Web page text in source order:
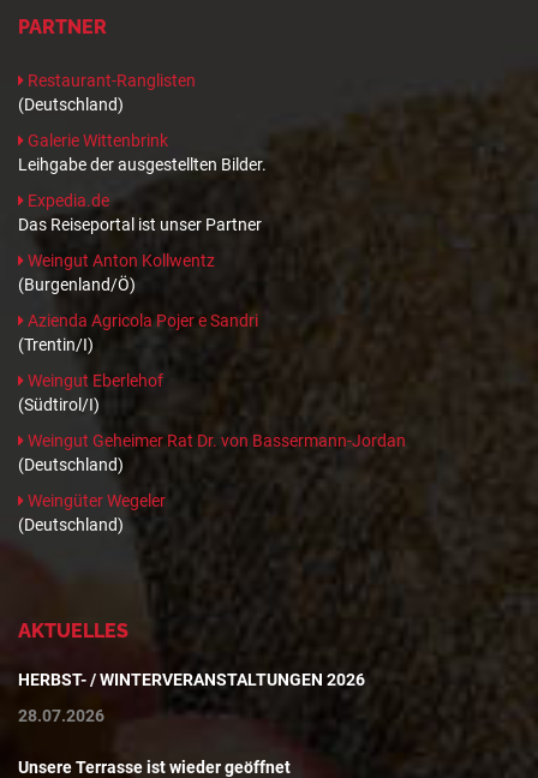
PARTNER
Restaurant-Ranglisten
(Deutschland)
Galerie Wittenbrink
Leihgabe der ausgestellten Bilder.
Expedia.de
Das Reiseportal ist unser Partner
Weingut Anton Kollwentz
(Burgenland/Ö)
Azienda Agricola Pojer e Sandri
(Trentin/I)
Weingut Eberlehof
(Südtirol/I)
Weingut Geheimer Rat Dr. von Bassermann-Jordan
(Deutschland)
Weingüter Wegeler
(Deutschland)
AKTUELLES
HERBST- / WINTERVERANSTALTUNGEN 2026
28.07.2026
Unsere Terrasse ist wieder geöffnet